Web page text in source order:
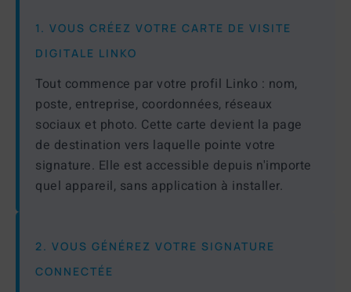
1. VOUS CRÉEZ VOTRE CARTE DE VISITE
DIGITALE LINKO
Tout commence par votre profil Linko : nom,
poste, entreprise, coordonnées, réseaux
sociaux et photo. Cette carte devient la page
de destination vers laquelle pointe votre
signature. Elle est accessible depuis n'importe
quel appareil, sans application à installer.
2. VOUS GÉNÉREZ VOTRE SIGNATURE
CONNECTÉE